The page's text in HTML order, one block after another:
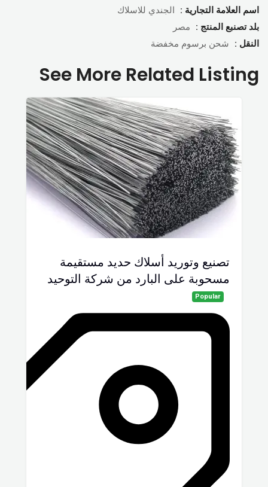
اسم العلامة التجارية :
الجندي للاسلاك
بلد تصنبع المنتج :
مصر
النقل :
شحن برسوم مخفضة
See More Related Listing
تصنيع وتوريد أسلاك حديد مستقيمة
مسحوبة على البارد من شركة التوحيد
Popular